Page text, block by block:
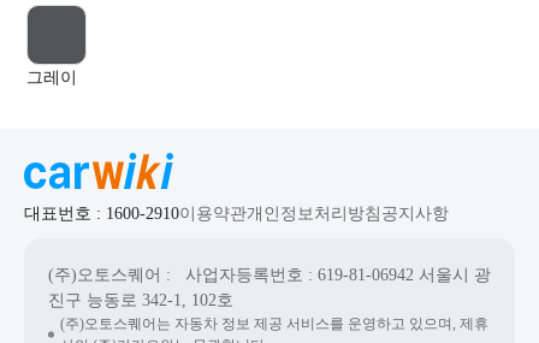
그레이
대표번호 : 1600-2910이용약관개인정보처리방침 공지사항
(주)오토스퀘어 : 사업자등록번호 : 619-81-06942 서울시 광
진구 능동로 342-1, 102호
(주)오토스퀘어는 자동차 정보 제공 서비스를 운영하고 있으며, 제휴